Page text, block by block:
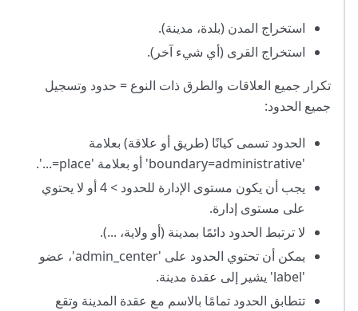
استخراج المدن (بلدة، مدينة).
استخراج القرى (أي شيء آخر).
تكرار جميع العلاقات والطرق ذات النوع = حدود وتسجيل
جميع الحدود:
الحدود تسمى كيانًا (طريق أو علاقة) بعلامة
'boundary=administrative' أو بعلامة 'place=...'.
يجب أن يكون مستوى الإدارة للحدود > 4 أو لا يحتوي
على مستوى إدارة.
لا ترتبط الحدود دائمًا بمدينة (أو ولاية، ...).
يمكن أن تحتوي الحدود على 'admin_center'، عضو
'label' يشير إلى عقدة مدينة.
تتطابق الحدود تمامًا بالاسم مع عقدة المدينة وتقع